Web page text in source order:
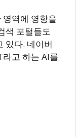
영역에 영향을
색 포털들도
있다. 네이버
고 하는 AI를